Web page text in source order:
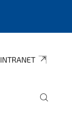
INTRANET